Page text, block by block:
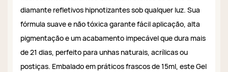
diamante refletivos hipnotizantes sob qualquer luz. Sua
fórmula suave e não tóxica garante fácil aplicação, alta
pigmentação e um acabamento impecável que dura mais
de 21 dias, perfeito para unhas naturais, acrílicas ou
postiças. Embalado em práticos frascos de 15ml, este Gel